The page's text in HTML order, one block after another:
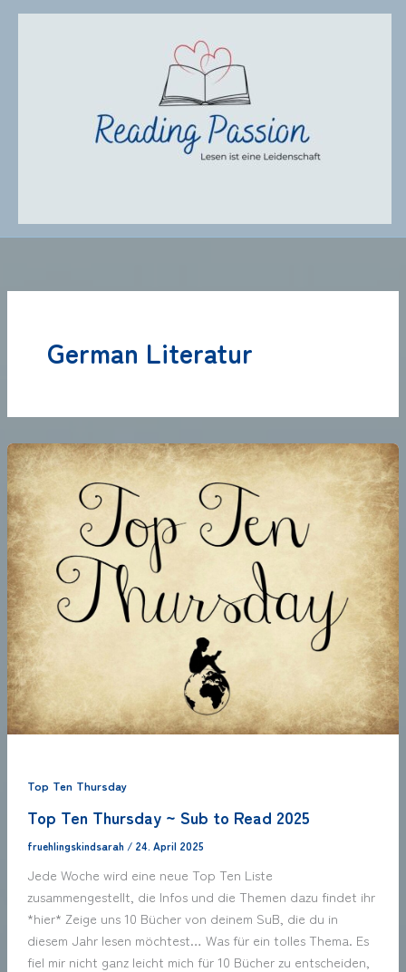
Zum
German Literatur
Top Ten Thursday
Top Ten Thursday ~ Sub to Read 2025
fruehlingskindsarah / 24. April 2025
Jede Woche wird eine neue Top Ten Liste
zusammengestellt, die Infos und die Themen dazu findet ihr
*hier* Zeige uns 10 Bücher von deinem SuB, die du in
diesem Jahr lesen möchtest… Was für ein tolles Thema. Es
fiel mir nicht ganz leicht mich für 10 Bücher zu entscheiden,